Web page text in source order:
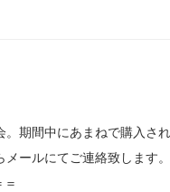
期間中にあまねで購入さ
ールにてご連絡致します。